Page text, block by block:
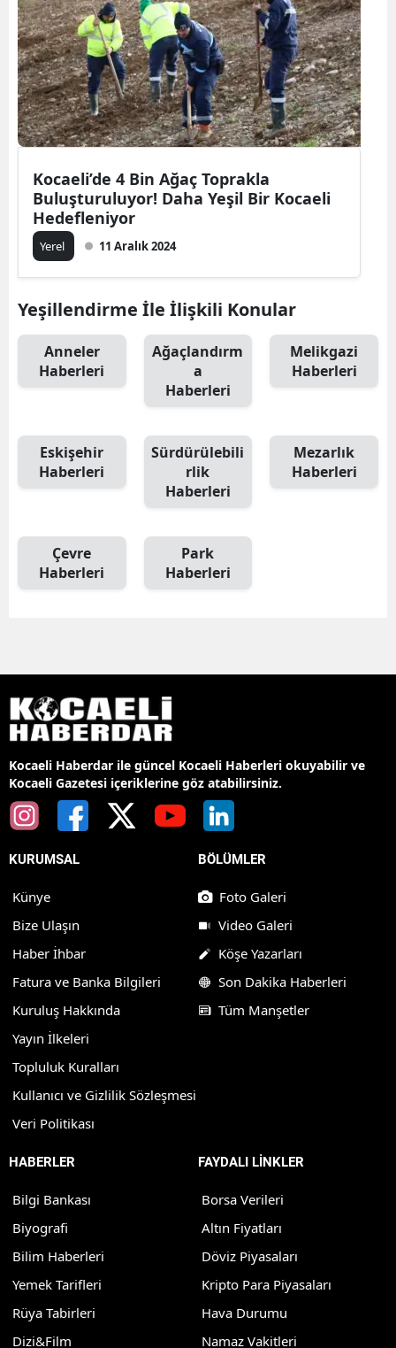
Kocaeli’de 4 Bin Ağaç Toprakla
Buluşturuluyor! Daha Yeşil Bir Kocaeli
Hedefleniyor
Yerel 11 Aralık 2024
Yeşillendirme İle İlişkili Konular
Anneler
Haberleri
Ağaçlandırm
a
Haberleri
Melikgazi
Haberleri
Eskişehir
Haberleri
Sürdürülebili
rlik
Haberleri
Mezarlık
Haberleri
Çevre
Haberleri
Park
Haberleri
Kocaeli Haberdar ile güncel Kocaeli Haberleri okuyabilir ve
Kocaeli Gazetesi içeriklerine göz atabilirsiniz.
KURUMSAL
Künye
Bize Ulaşın
Haber İhbar
Fatura ve Banka Bilgileri
Kuruluş Hakkında
Yayın İlkeleri
Topluluk Kuralları
Kullanıcı ve Gizlilik Sözleşmesi
Veri Politikası
BÖLÜMLER
Foto Galeri
Video Galeri
Köşe Yazarları
Son Dakika Haberleri
Tüm Manşetler
HABERLER
Bilgi Bankası
Biyografi
Bilim Haberleri
Yemek Tarifleri
Rüya Tabirleri
Dizi&Film
FAYDALI LİNKLER
Borsa Verileri
Altın Fiyatları
Döviz Piyasaları
Kripto Para Piyasaları
Hava Durumu
Namaz Vakitleri